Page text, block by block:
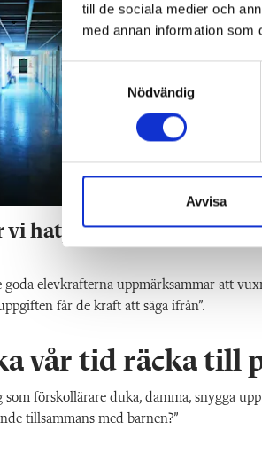
till de sociala medier och
med annan information som
S
a
t
s
a
l
Nödvändig
Avvisa
vi hatpratets pyramid i
goda elevkrafterna uppmärksammar att
får de kraft att säga ifrån”.
vår tid räcka till
som förskollärare duka, damma, snygga
tillsammans med barnen?”